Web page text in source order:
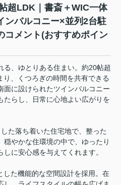
超LDK｜書斎＋WIC一体
ンバルコニー×並列2台駐
メント(おすすめポイン
る、ゆとりある住まい。約20帖超
、くつろぎの時間を共有できる
面に設けられたツインバルコニー
たらし、日常に心地よい広がりを
た落ち着いた住宅地で、整った
やかな住環境の中で、ゆったり
に安心感を与えてくれます。
した機能的な空間設計を採用。在